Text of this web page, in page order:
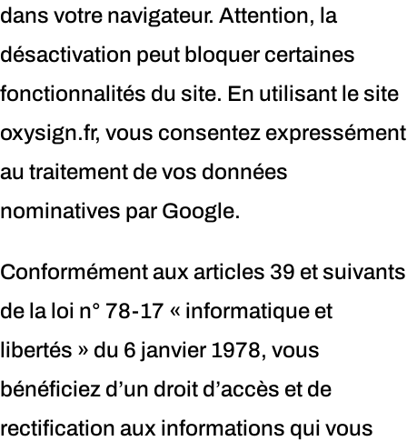
dans votre navigateur. Attention, la
désactivation peut bloquer certaines
fonctionnalités du site. En utilisant le site
oxysign.fr, vous consentez expressément
au traitement de vos données
nominatives par Google.
Conformément aux articles 39 et suivants
de la loi n° 78-17 « informatique et
libertés » du 6 janvier 1978, vous
bénéficiez d’un droit d’accès et de
rectification aux informations qui vous